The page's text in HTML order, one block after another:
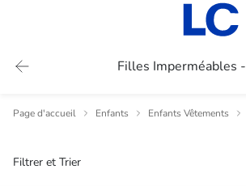
Filles Imperméables -
Page d'accueil Enfants Enfants Vêtements
Filtrer et Trier